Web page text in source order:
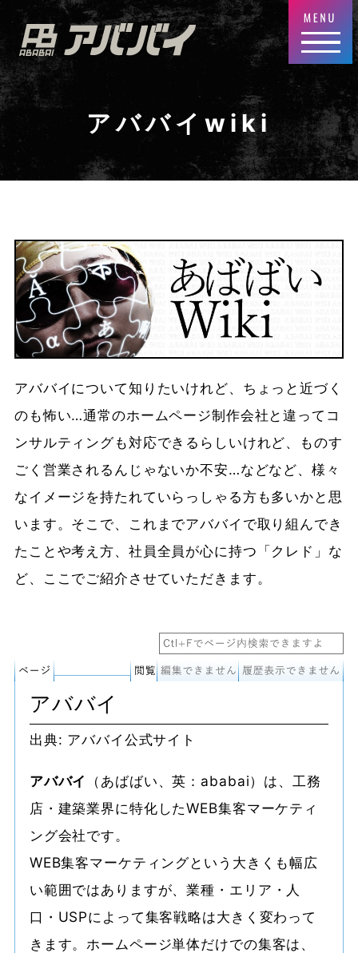
アババイwiki
アババイについて知りたいけれど、ちょっと近づく
のも怖い…通常のホームページ制作会社と違ってコ
ンサルティングも対応できるらしいけれど、
ものす
ごく営業されるんじゃないか不安…などなど、様々
なイメージを持たれていらっしゃる方も多いかと思
います。 そこで、これまでアババイで取り組んでき
たことや考え方、社員全員が心に持つ「クレド」な
ど、ここでご紹介させていただきます。
アババイ
出典: アババイ公式サイト
アババイ
（あばばい、英：ababai）は、工務
店・建築業界に特化したWEB集客マーケティ
ング会社です。
WEB集客マーケティングという大きくも幅広
い範囲ではありますが、業種・エリア・人
口・USPによって集客戦略は大きく変わって
きます。ホームページ単体だけでの集客は、